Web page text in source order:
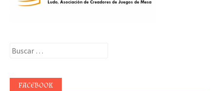
Buscar:
FACEBOOK